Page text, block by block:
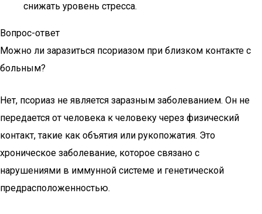
снижать уровень стресса.
Вопрос-ответ
Можно ли заразиться псориазом при близком контакте с
больным?
Нет, псориаз не является заразным заболеванием. Он не
передается от человека к человеку через физический
контакт, такие как объятия или рукопожатия. Это
хроническое заболевание, которое связано с
нарушениями в иммунной системе и генетической
предрасположенностью.